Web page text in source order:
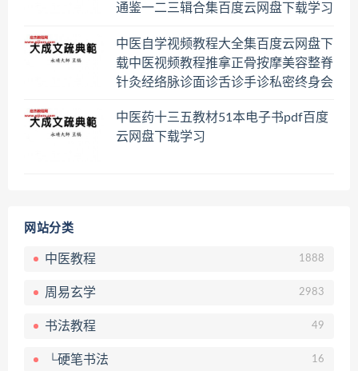
通鉴一二三辑合集百度云网盘下载学习
中医自学视频教程大全集百度云网盘下
载中医视频教程推拿正骨按摩美容整脊
针灸经络脉诊面诊舌诊手诊私密终身会
中医药十三五教材51本电子书pdf百度
云网盘下载学习
网站分类
中医教程 1888
周易玄学 2983
书法教程 49
└硬笔书法 16